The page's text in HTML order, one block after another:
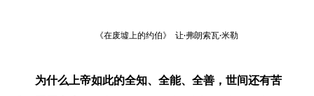
《在废墟上的约伯》 让·弗朗索瓦·米勒
为什么上帝如此的全知、全能、全善，世间还有苦